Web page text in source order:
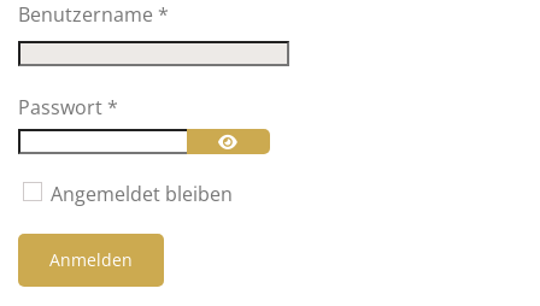
Benutzername *
Passwort *
Passwort anzeigen
Angemeldet bleiben
Anmelden